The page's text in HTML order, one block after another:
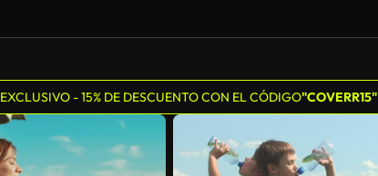
EXCLUSIVO - 15% DE DESCUENTO CON EL CÓDIGO"COVERR15"